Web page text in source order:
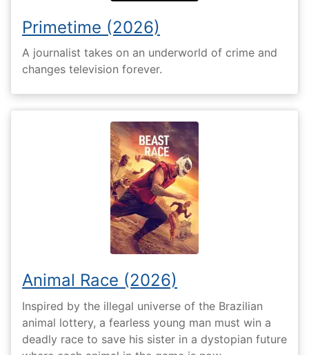
Primetime (2026)
A journalist takes on an underworld of crime and
changes television forever.
Animal Race (2026)
Inspired by the illegal universe of the Brazilian
animal lottery, a fearless young man must win a
deadly race to save his sister in a dystopian future